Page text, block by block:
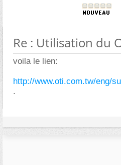
Re : Utilisation du
voila le lien:
http://www.oti.com.tw/eng/
.